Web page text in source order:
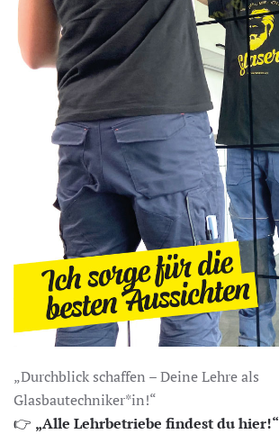
„Durchblick schaffen – Deine Lehre als
Glasbautechniker*in!“
👉 „Alle Lehrbetriebe findest du hier!“